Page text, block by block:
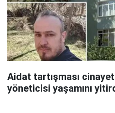
Aidat tartışması
yöneticisi yaşamını